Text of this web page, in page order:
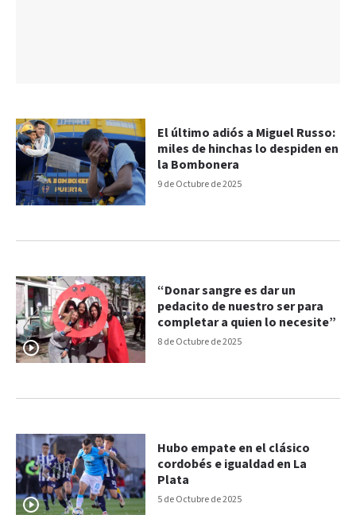
9 de Octubre de 2025
El último adiós a Miguel Russo:
miles de hinchas lo despiden en
la Bombonera
8 de Octubre de 2025
“Donar sangre es dar un
pedacito de nuestro ser para
completar a quien lo necesite”
5 de Octubre de 2025
Hubo empate en el clásico
cordobés e igualdad en La
Plata